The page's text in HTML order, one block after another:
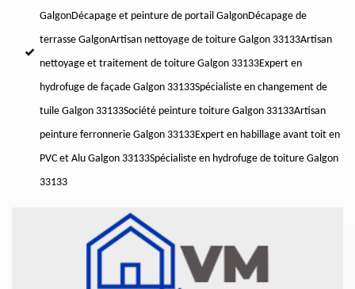
GalgonDécapage et peinture de portail GalgonDécapage de
terrasse GalgonArtisan nettoyage de toiture Galgon 33133Artisan
nettoyage et traitement de toiture Galgon 33133Expert en
hydrofuge de façade Galgon 33133Spécialiste en changement de
tuile Galgon 33133Société peinture toiture Galgon 33133Artisan
peinture ferronnerie Galgon 33133Expert en habillage avant toit en
PVC et Alu Galgon 33133Spécialiste en hydrofuge de toiture Galgon
33133